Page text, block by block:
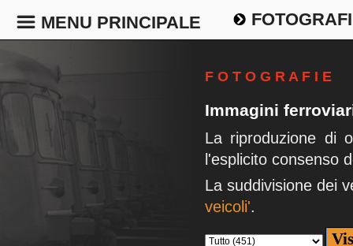
MENU PRINCIPALE
F O T O G R A F I E
Immagini
La riproduzione di
l'esplicito consenso
La suddivisione dei
veicoli'.